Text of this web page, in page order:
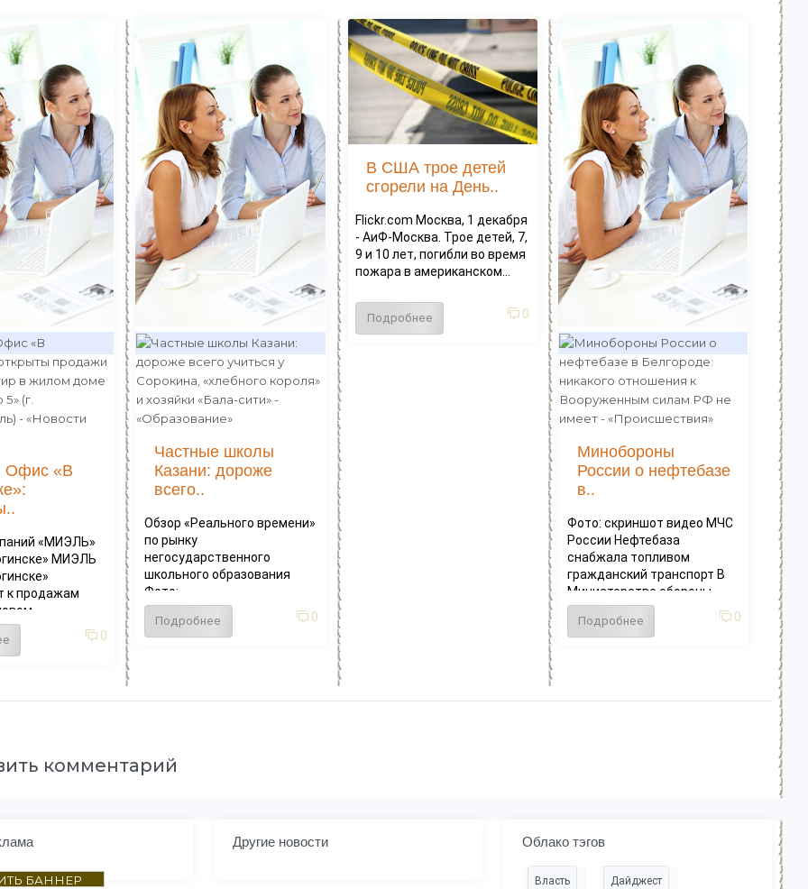
«В
«МИЭЛЬ»
МИЭЛЬ
к продажам
0
Частные школы
Казани: дороже
всего..
Обзор «Реального времени»
по рынку
негосударственного
школьного образования
Фото:...
Подробнее 0
В США трое детей
сгорели на День..
Flickr.com Москва, 1 декабря
- АиФ-Москва. Трое детей, 7,
9 и 10 лет, погибли во время
пожара в американском...
Подробнее 0
Минобороны
России о нефтебазе
в..
Фото: скриншот видео МЧС
России Нефтебаза
снабжала топливом
гражданский транспорт В
Министерстве обороны...
Подробнее 0
комментарий
БАННЕР
Другие новости Облако тэгов
Власть Дайджест